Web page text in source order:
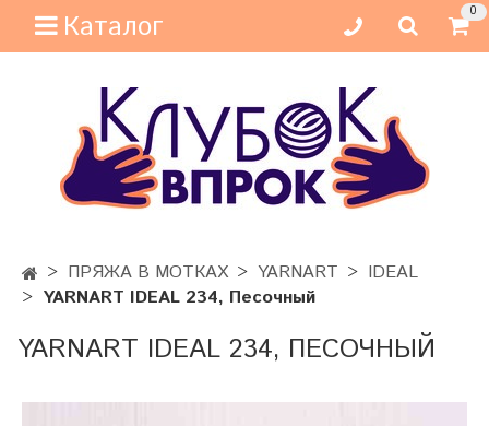
Каталог 0
ПРЯЖА В МОТКАХ YARNART
IDEAL
YARNART IDEAL 234, Песочный
YARNART IDEAL 234, ПЕСОЧНЫЙ